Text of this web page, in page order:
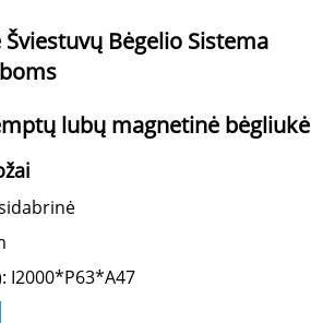
Bėgelio Sistema
lubų magnetinė bėgliukė
I2000*P63*A47